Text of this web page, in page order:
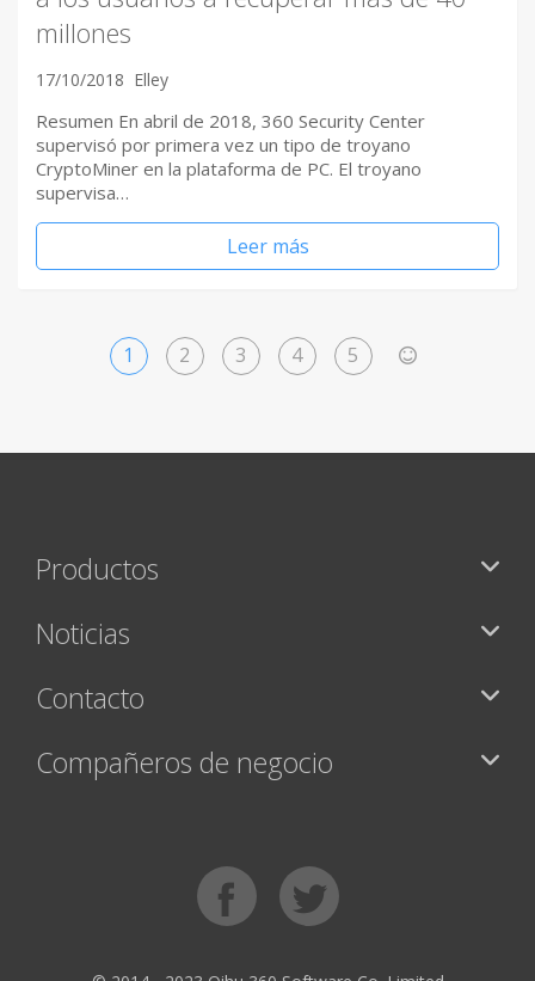
millones
17/10/2018 Elley
Resumen En abril de 2018, 360 ​Security Center
supervisó por primera vez un tipo de troyano
CryptoMiner en la plataforma de PC. El troyano
supervisa…
Leer más
1 2 3 4 5
Productos
Noticias
Contacto
Compañeros de negocio